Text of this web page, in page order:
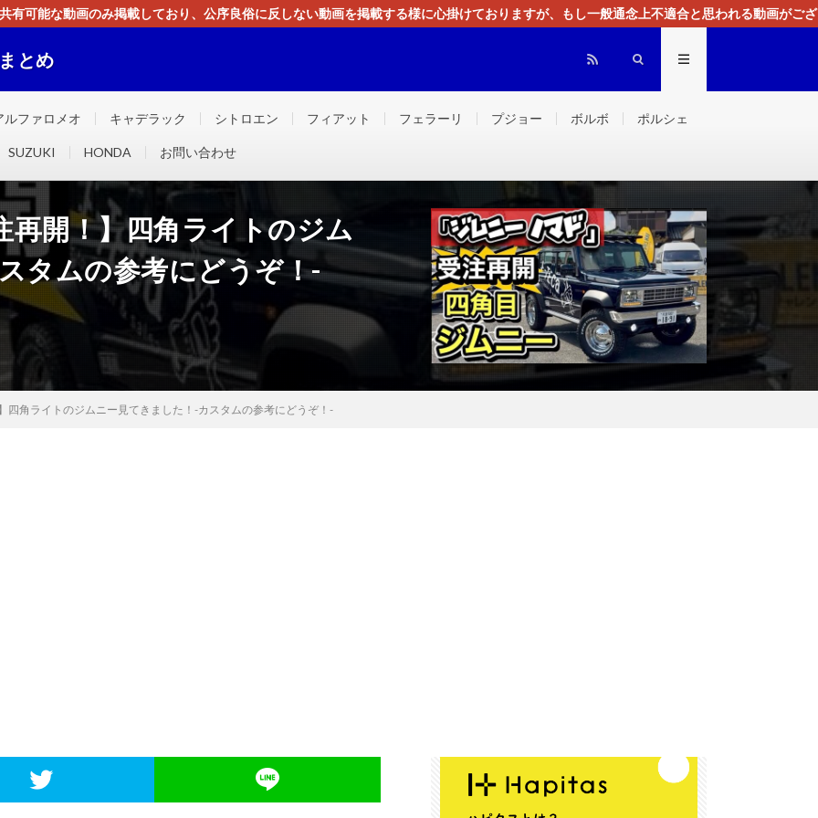
有可能な動画のみ掲載しており、公序良俗に反しない動画を掲載する様に心掛けておりますが、もし一般通念上不適合と思われる動画がござ
とめ
ルファロメオ キャデラック シトロエン フィアット フェラーリ プジョー ボルボ ポルシェ
SUZUKI HONDA お問い合わせ
開！】四角ライトのジム
タムの参考にどうぞ！-
四角ライトのジムニー見てきました！-カスタムの参考にどうぞ！-